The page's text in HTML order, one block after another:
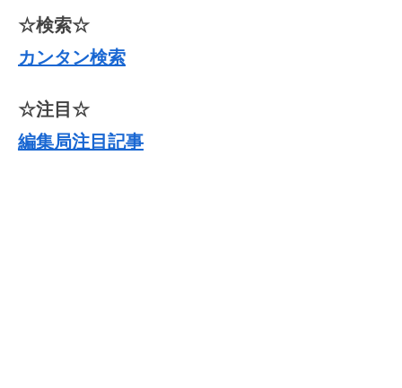
☆検索☆
カンタン検索
☆注目☆
編集局注目記事